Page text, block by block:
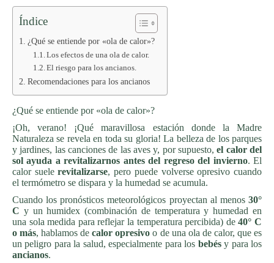
Índice
¿Qué se entiende por «ola de calor»?
Los efectos de una ola de calor.
El riesgo para los ancianos.
Recomendaciones para los ancianos
¿Qué se entiende por «ola de calor»?
¡Oh, verano! ¡Qué maravillosa estación donde la Madre
Naturaleza se revela en toda su gloria! La belleza de los parques
y jardines, las canciones de las aves y, por supuesto,el calor del
sol ayuda a revitalizarnos antes del regreso del invierno. El
calor suelerevitalizarse, pero puede volverse opresivo cuando
el termómetro se dispara y la humedad se acumula.
Cuando los pronósticos meteorológicos proyectan al menos30°
C y un humidex (combinación de temperatura y humedad en
una sola medida para reflejar la temperatura percibida) de40° C
o más, hablamos decalor opresivo o de una ola de calor, que es
un peligro para la salud, especialmente para los bebésy para los
ancianos.